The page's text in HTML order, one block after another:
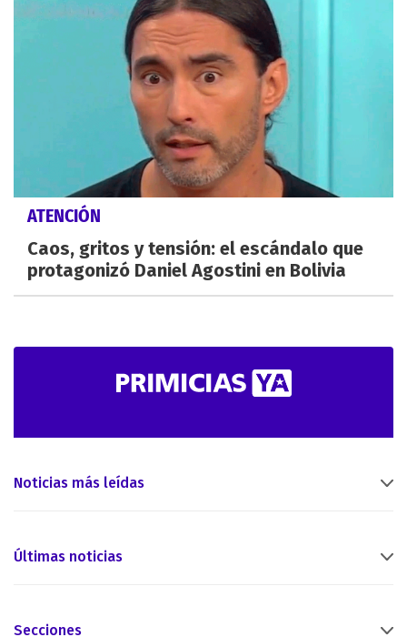
ATENCIÓN
Caos, gritos y tensión: el escándalo que
protagonizó Daniel Agostini en Bolivia
Noticias más leídas
Últimas noticias
Secciones